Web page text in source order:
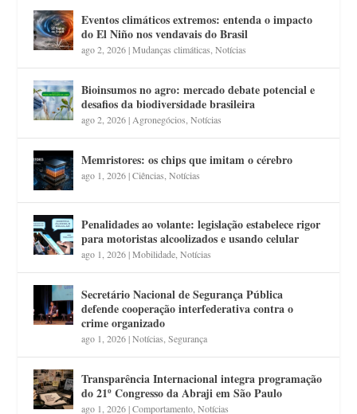
Eventos climáticos extremos: entenda o impacto
do El Niño nos vendavais do Brasil
ago 2, 2026|Mudanças climáticas ,Notícias
Bioinsumos no agro: mercado debate potencial e
desafios da biodiversidade brasileira
ago 2, 2026| Agronegócios ,Notícias
Memristores: os chips que imitam o cérebro
ago 1, 2026|Ciências ,Notícias
Penalidades ao volante: legislação estabelece rigor
para motoristas alcoolizados e usando celular
ago 1, 2026|Mobilidade ,Notícias
Secretário Nacional de Segurança Pública
defende cooperação interfederativa contra o
crime organizado
ago 1, 2026|Notícias ,Segurança
Transparência Internacional integra programação
do 21º Congresso da Abraji em São Paulo
ago 1, 2026|Comportamento ,Notícias